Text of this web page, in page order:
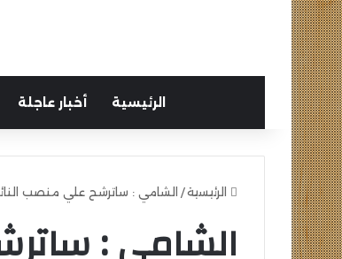
الرئيسية أخبار عاجلة
الرئيسية/ الشامي : ساترشح علي منصب
الشامي :